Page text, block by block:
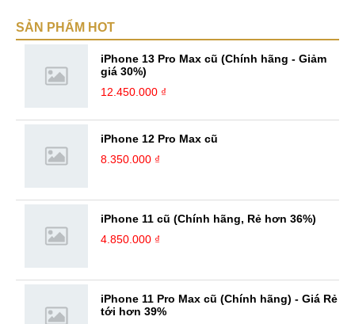
hiểu biết mới mẻ và thú vị. Tinh thần tự giác và sự chuyên nghiệp là
SẢN PHẨM HOT
iPhone 13 Pro Max cũ (Chính hãng - Giảm
giá 30%)
12.450.000 ₫
iPhone 12 Pro Max cũ
8.350.000 ₫
iPhone 11 cũ (Chính hãng, Rẻ hơn 36%)
4.850.000 ₫
iPhone 11 Pro Max cũ (Chính hãng) - Giá Rẻ
tới hơn 39%